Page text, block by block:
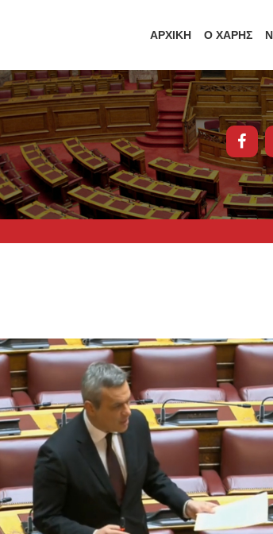
ΑΡΧΙΚΗ Ο ΧΑΡΗΣ